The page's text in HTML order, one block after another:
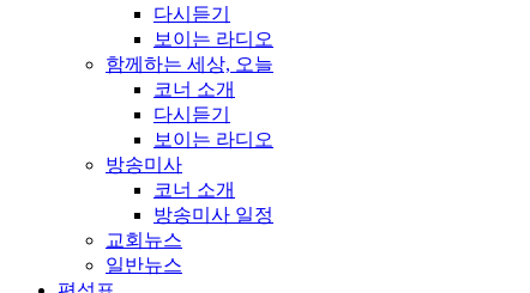
다시듣기
보이는 라디오
함께하는 세상, 오늘
코너 소개
다시듣기
보이는 라디오
방송미사
코너 소개
방송미사 일정
교회뉴스
일반뉴스